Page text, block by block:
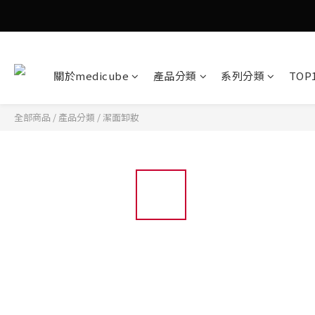
關於medicube 產品分類 系列分類
全部商品 / 產品分類 / 潔面卸妝